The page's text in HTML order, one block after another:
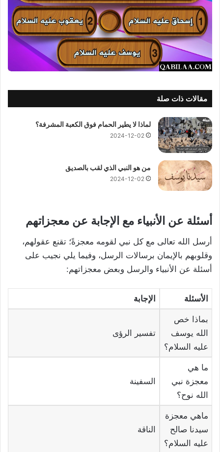
مقالات ذات صلة
لماذا لا يطير الحمام فوق الكعبة المشرفة؟
2024-12-02
من هو النبي الذي لقب بالصديق
2024-12-02
أسئلة عن الأنبياء مع الإجابة عن معجزاتهم
أرسل الله تعالى مع كل نبي لقومه معجزةً؛ تقنع عقولهم،
وقلوبهم بالإيمان برسالات الرسل، وفيما يلي نجيب على
أسئلة عن الأنبياء والرسل وبعض معجزاتهم:
الأسئلة الإجابة
بماذا خص
الله يوسف
عليه السلام؟
تفسير الرؤى
ما هي
معجزة نبي
الله نوح؟
السفينة
ماهي معجزة
سيدنا صالح
عليه السلام؟
الناقة